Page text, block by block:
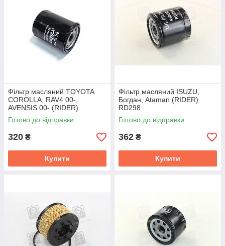
Фільтр масляний TOYOTA
COROLLA, RAV4 00-,
AVENSIS 00- (RIDER)
RD.1430WL7177
Готово до відправки
320 ₴
Купити
Фільтр масляний ISUZU,
Богдан, Ataman (RIDER)
RD298
Готово до відправки
362 ₴
Купити